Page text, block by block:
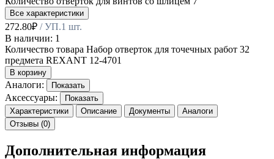
Все характеристики
272.80₽ / УП.1 шт.
В наличии: 1
Количество товара Набор отверток для точечных работ 32
предмета REXANT 12-4701
В корзину
Аналоги: Показать
Аксессуары:
Показать
Характеристики
Описание Документы
Аналоги
Отзывы (0)
Дополнительная информация